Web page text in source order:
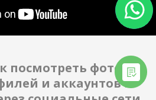
посмотреть фото
и аккаунтов в